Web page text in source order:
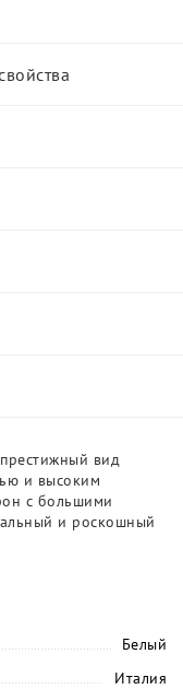
вид
и высоким
с большими
и роскошный
Белый
Италия